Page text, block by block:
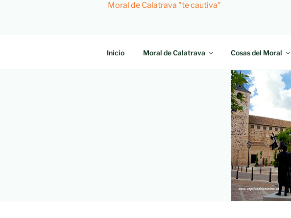
Moral de Calatrava "te cautiva"
Inicio Moral de Calatrava Cosas del Moral